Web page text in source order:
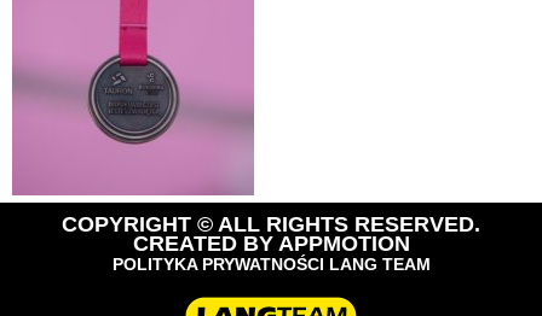
COPYRIGHT © ALL RIGHTS RESERVED.
CREATED BY APPMOTION
POLITYKA PRYWATNOŚCI LANG TEAM